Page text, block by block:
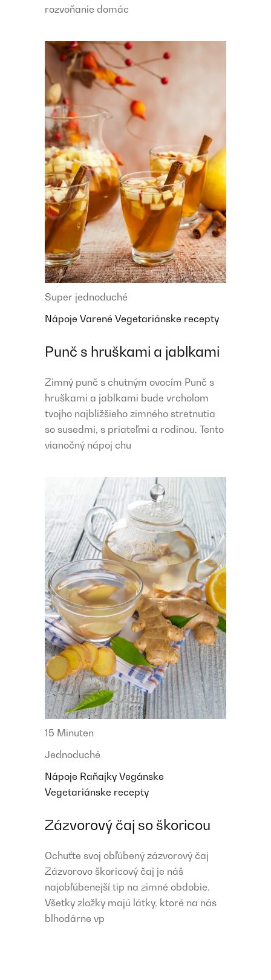
rozvoňanie domác
Super jednoduché
Nápoje Varené Vegetariánske recepty
Punč s hruškami a jablkami
Zimný punč s chutným ovocím Punč s
hruškami a jablkami bude vrcholom
tvojho najbližšieho zimného stretnutia
so susedmi, s priateľmi a rodinou. Tento
vianočný nápoj chu
15 Minuten
Jednoduché
Nápoje Raňajky Vegánske
Vegetariánske recepty
Zázvorový čaj so škoricou
Ochuťte svoj obľúbený zázvorový čaj
Zázvorovo škoricový čaj je náš
najobľúbenejší tip na zimné obdobie.
Všetky zložky majú látky, ktoré na nás
blhodárne vp